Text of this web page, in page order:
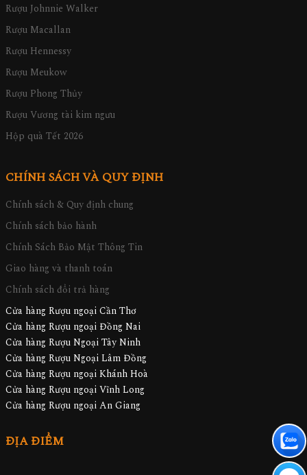
Rượu Johnnie Walker
Rượu Macallan
Rượu Hennessy
Rượu Meukow
Rượu Phong Thủy
Rượu Vương tài kim ngưu
Hộp quà Tết 2026
CHÍNH SÁCH VÀ QUY ĐỊNH
Chính sách & Quy định chung
Chính sách bảo hành
Chính Sách Bảo Mật Thông Tin
Giao hàng và thanh toán
Chính sách đổi trả hàng
Cửa hàng Rượu ngoại Cần Thơ
Cửa hàng Rượu ngoại Đồng Nai
Cửa hàng Rượu Ngoại Tây Ninh
Cửa hàng Rượu Ngoại Lâm Đồng
Cửa hàng Rượu ngoại Khánh Hoà
Cửa hàng Rượu ngoại Vĩnh Long
Cửa hàng Rượu ngoại An Giang
ĐỊA ĐIỂM